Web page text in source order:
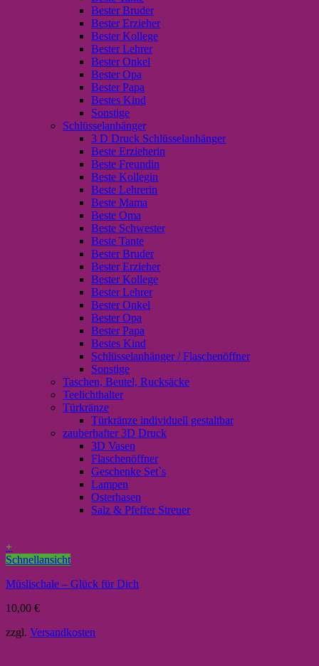
Bester Bruder
Bester Erzieher
Bester Kollege
Bester Lehrer
Bester Onkel
Bester Opa
Bester Papa
Bestes Kind
Sonstige
Schlüsselanhänger
3 D Druck Schlüsselanhänger
Beste Erzieherin
Beste Freundin
Beste Kollegin
Beste Lehrerin
Beste Mama
Beste Oma
Beste Schwester
Beste Tante
Bester Bruder
Bester Erzieher
Bester Kollege
Bester Lehrer
Bester Onkel
Bester Opa
Bester Papa
Bestes Kind
Schlüsselanhänger / Flaschenöffner
Sonstige
Taschen, Beutel, Rucksäcke
Teelichthalter
Türkränze
Türkränze individuell gestaltbar
zauberhafter 3D Druck
3D Vasen
Flaschenöffner
Geschenke Set`s
Lampen
Osterhasen
Salz & Pfeffer Streuer
+
Schnellansicht
Müslischale – Glück für Dich
10,00 €
zzgl. Versandkosten